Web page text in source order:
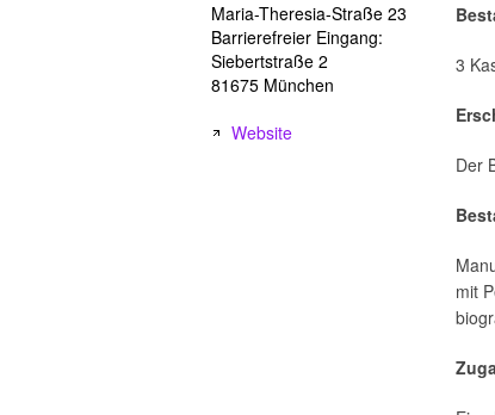
Maria-Theresia-Straße 23
Barrierefreier Eingang:
Siebertstraße 2
81675 München
Website
3
Der
mit